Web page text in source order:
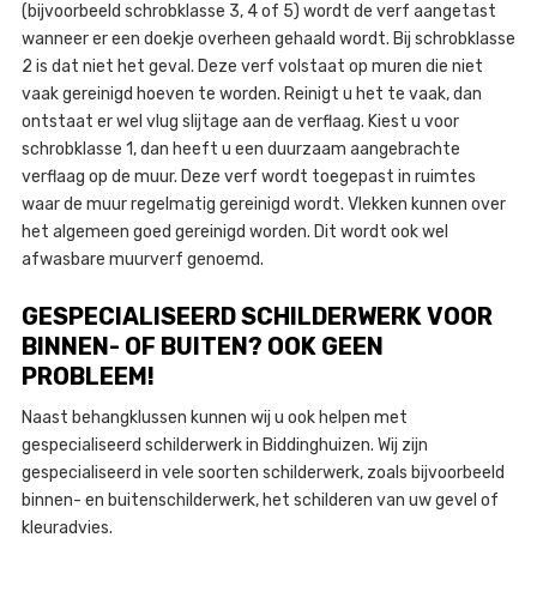
(bijvoorbeeld schrobklasse 3, 4 of 5) wordt de verf aangetast
wanneer er een doekje overheen gehaald wordt. Bij schrobklasse
2 is dat niet het geval. Deze verf volstaat op muren die niet
vaak gereinigd hoeven te worden. Reinigt u het te vaak, dan
ontstaat er wel vlug slijtage aan de verflaag. Kiest u voor
schrobklasse 1, dan heeft u een duurzaam aangebrachte
verflaag op de muur. Deze verf wordt toegepast in ruimtes
waar de muur regelmatig gereinigd wordt. Vlekken kunnen over
het algemeen goed gereinigd worden. Dit wordt ook wel
afwasbare muurverf genoemd.
GESPECIALISEERD SCHILDERWERK VOOR
BINNEN- OF BUITEN? OOK GEEN
PROBLEEM!
Naast behangklussen kunnen wij u ook helpen met
gespecialiseerd schilderwerk in Biddinghuizen. Wij zijn
gespecialiseerd in vele soorten schilderwerk, zoals bijvoorbeeld
binnen- en buitenschilderwerk, het schilderen van uw gevel of
kleuradvies.